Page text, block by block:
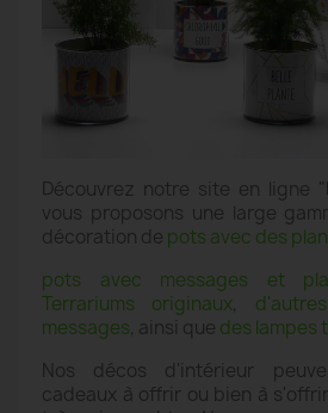
Découvrez notre site en ligne
vous proposons une large
décoration de pots avec des
pots avec messages et
Terrariums originaux,
messages, ainsi que des lampes
Nos décos d'intérieur
cadeaux à offrir ou bien à